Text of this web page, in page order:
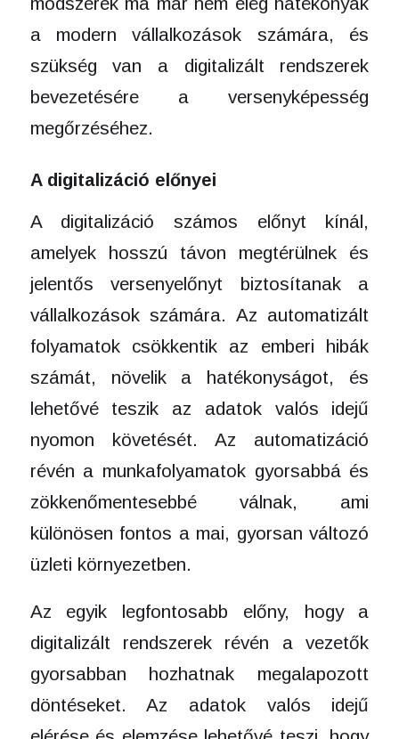
a modern vállalkozások számára, és
szükség van a digitalizált rendszerek
bevezetésére a versenyképesség
megőrzéséhez.
A digitalizáció előnyei
A digitalizáció számos előnyt kínál,
amelyek hosszú távon megtérülnek és
jelentős versenyelőnyt biztosítanak a
vállalkozások számára. Az automatizált
folyamatok csökkentik az emberi hibák
számát, növelik a hatékonyságot, és
lehetővé teszik az adatok valós idejű
nyomon követését. Az automatizáció
révén a munkafolyamatok gyorsabbá és
zökkenőmentesebbé válnak, ami
különösen fontos a mai, gyorsan változó
üzleti környezetben.
Az egyik legfontosabb előny, hogy a
digitalizált rendszerek révén a vezetők
gyorsabban hozhatnak megalapozott
döntéseket. Az adatok valós idejű